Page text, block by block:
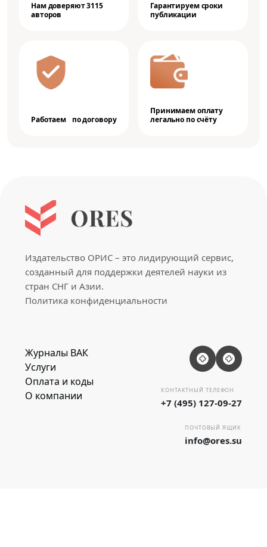
Нам доверяют 3115
авторов
Гарантируем сроки
публикации
Работаем по договору
Принимаем оплату
легально по счёту
Издательство ОРИС – это лидирующий сервис,
созданный для поддержки деятелей науки из
стран СНГ и Азии.
Политика конфиденциальности
Журналы ВАК
Услуги
Оплата и коды
О компании
КОНТАКТНЫЙ ТЕЛЕФОН
+7 (495) 127-09-27
ПОЧТОВЫЙ ЯЩИК
info@ores.su